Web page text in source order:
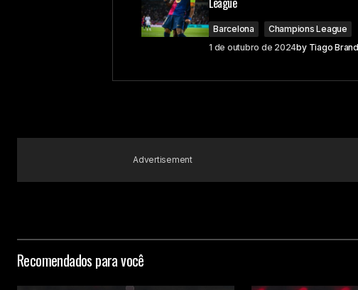
Comment*
Barcelona
Champions League
1 de outubro de 2024by Tiago
Advertisement
Recomendados para você